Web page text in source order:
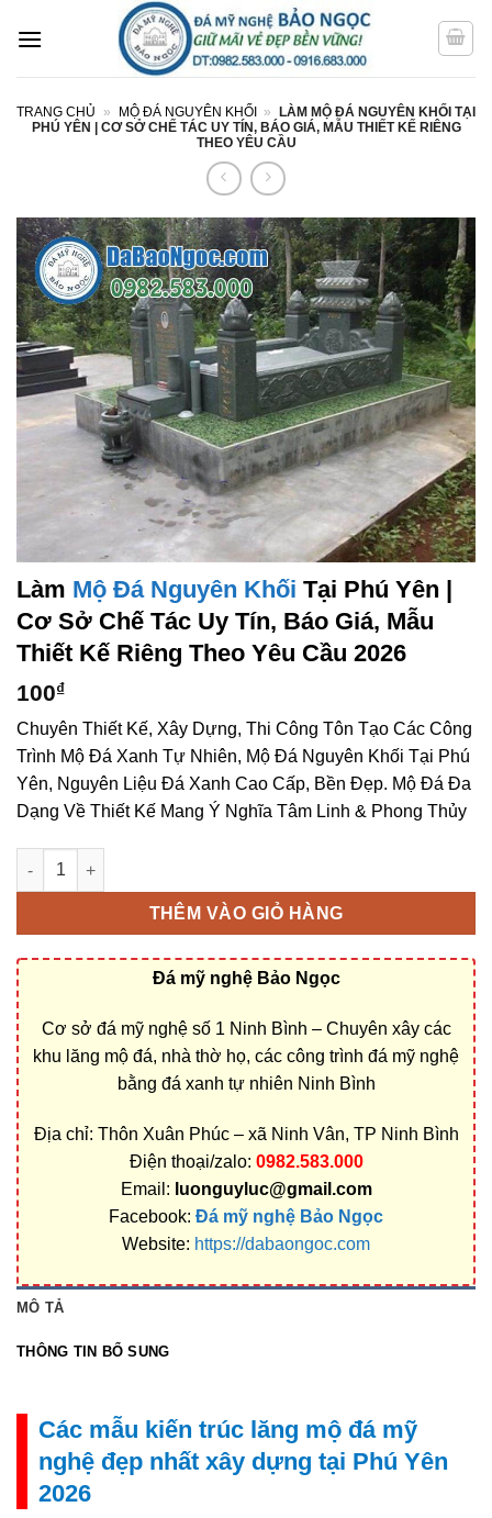
qua
TRANG CHỦ » MỘ ĐÁ NGUYÊN KHỐI »
LÀM MỘ ĐÁ NGUYÊN KHỐI TẠI
PHÚ YÊN | CƠ SỞ CHẾ TÁC UY TÍN, BÁO GIÁ, MẪU THIẾT KẾ RIÊNG
THEO YÊU CẦU
Làm Mộ Đá Nguyên Khối Tại Phú Yên |
Cơ Sở Chế Tác Uy Tín, Báo Giá, Mẫu
Thiết Kế Riêng Theo Yêu Cầu 2026
100₫
Chuyên Thiết Kế, Xây Dựng, Thi Công Tôn Tạo Các Công
Trình Mộ Đá Xanh Tự Nhiên, Mộ Đá Nguyên Khối Tại Phú
Yên, Nguyên Liệu Đá Xanh Cao Cấp, Bền Đẹp. Mộ Đá Đa
Dạng Về Thiết Kế Mang Ý Nghĩa Tâm Linh & Phong Thủy
Làm mộ đá nguyên khối tại Phú Yên | Cơ sở chế tác uy tín,
THÊM VÀO GIỎ HÀNG
Đá mỹ nghệ Bảo Ngọc
Cơ sở đá mỹ nghệ số 1 Ninh Bình – Chuyên xây các
khu lăng mộ đá, nhà thờ họ, các công trình đá mỹ nghệ
bằng đá xanh tự nhiên Ninh Bình
Địa chỉ: Thôn Xuân Phúc – xã Ninh Vân, TP Ninh Bình
Điện thoại/zalo: 0982.583.000
Email: luonguyluc@gmail.com
Facebook: Đá mỹ nghệ Bảo Ngọc
Website: https://dabaongoc.com
MÔ TẢ
THÔNG TIN BỔ SUNG
Các mẫu kiến trúc lăng mộ đá mỹ
nghệ đẹp nhất xây dựng tại Phú Yên
2026